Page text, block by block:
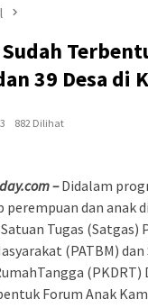
39 Desa di
882 Dilihat
– Didalam
perempuan dan anak
Tugas (Satgas)
(PATBM)
(PKDRT)
Forum Anak